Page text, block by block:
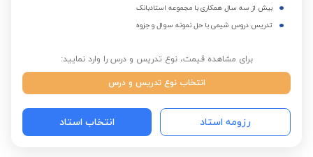
بیش از سه سال همکاری با مجموعه استادبانک
تدریس دروس شیمی با حل نمونه سوال و جزوه
برای مشاهده قیمت، نوع تدریس و درس را وارد نمایید:
انتخاب نوع تدریس و درس
رزومه استاد انتخاب استاد